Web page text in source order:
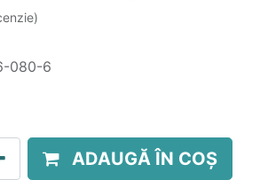
080-6
ADAUGĂ ÎN COȘ